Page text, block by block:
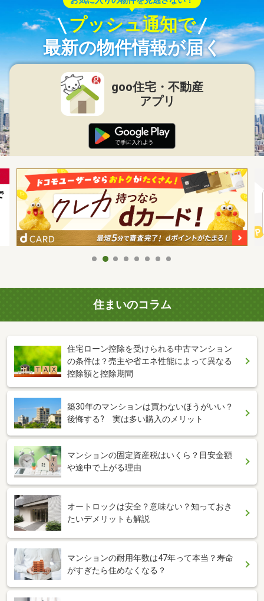
プッシュ通知で
最新の物件情報が届く
goo住宅・不動産
アプリ
住まいのコラム
住宅ローン控除を受けられる中古マンション
の条件は？売主や省エネ性能によって異なる
控除額と控除期間
築30年のマンションは買わないほうがいい？
後悔する? 実は多い購入のメリット
マンションの固定資産税はいくら？目安金額
や途中で上がる理由
オートロックは安全？意味ない？知っておき
たいデメリットも解説
マンションの耐用年数は47年って本当？寿命
がすぎたら住めなくなる？